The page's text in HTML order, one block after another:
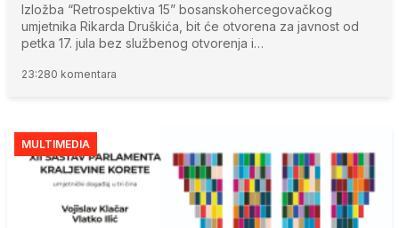
Izložba “Retrospektiva 15” bosanskohercegovačkog
umjetnika Rikarda Druškića, bit će otvorena za javnost od
petka 17. jula bez službenog otvorenja i…
23:280 komentara
MULTIMEDIA